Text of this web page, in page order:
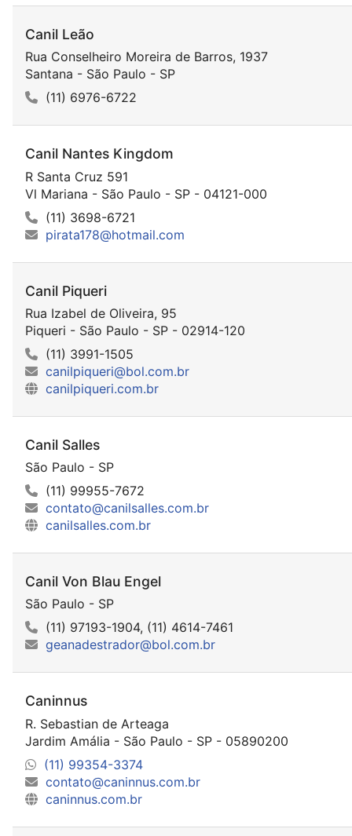
Canil Leão
Rua Conselheiro Moreira de Barros, 1937
Santana - São Paulo - SP
(11) 6976-6722
Canil Nantes Kingdom
R Santa Cruz 591
Vl Mariana - São Paulo - SP - 04121-000
(11) 3698-6721
pirata178@hotmail.com
Canil Piqueri
Rua Izabel de Oliveira, 95
Piqueri - São Paulo - SP - 02914-120
(11) 3991-1505
canilpiqueri@bol.com.br
canilpiqueri.com.br
Canil Salles
São Paulo - SP
(11) 99955-7672
contato@canilsalles.com.br
canilsalles.com.br
Canil Von Blau Engel
São Paulo - SP
(11) 97193-1904, (11) 4614-7461
geanadestrador@bol.com.br
Caninnus
R. Sebastian de Arteaga
Jardim Amália - São Paulo - SP - 05890200
(11) 99354-3374
contato@caninnus.com.br
caninnus.com.br